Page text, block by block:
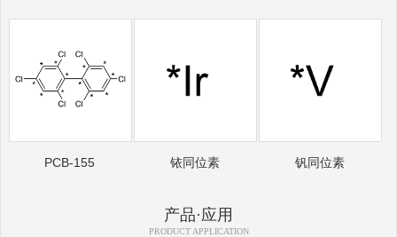
PCB-155 铱同位素 钒同位素
产品·应用
PRODUCT APPLICATION